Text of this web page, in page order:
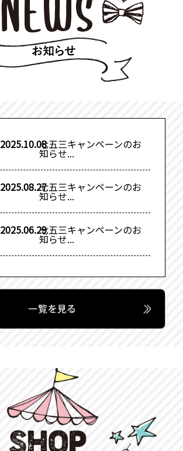
2025.10.08七五三キャンペーンのお
知らせ...
2025.08.27七五三キャンペーンのお
知らせ...
2025.06.29七五三キャンペーンのお
知らせ...